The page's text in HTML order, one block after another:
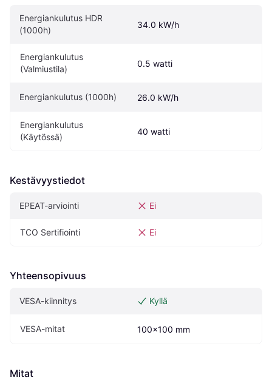
Energiankulutus HDR
(1000h)
34.0 kW/h
Energiankulutus
(Valmiustila)
0.5 watti
Energiankulutus (1000h) 26.0 kW/h
Energiankulutus
(Käytössä)
40 watti
Kestävyystiedot
EPEAT-arviointi Ei
TCO Sertifiointi Ei
Yhteensopivuus
VESA-kiinnitys Kyllä
VESA-mitat 100x100 mm
Mitat